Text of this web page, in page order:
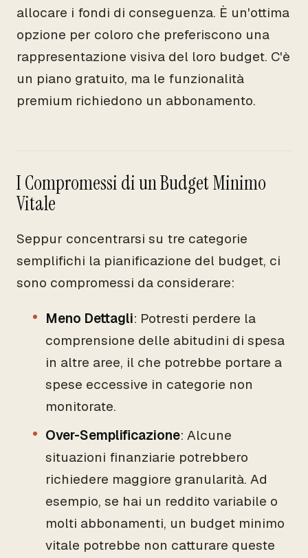
allocare i fondi di conseguenza. È un'ottima
opzione per coloro che preferiscono una
rappresentazione visiva del loro budget. C'è
un piano gratuito, ma le funzionalità
premium richiedono un abbonamento.
I Compromessi di un Budget Minimo
Vitale
Seppur concentrarsi su tre categorie
semplifichi la pianificazione del budget, ci
sono compromessi da considerare:
Meno Dettagli: Potresti perdere la
comprensione delle abitudini di spesa
in altre aree, il che potrebbe portare a
spese eccessive in categorie non
monitorate.
Over-Semplificazione: Alcune
situazioni finanziarie potrebbero
richiedere maggiore granularità. Ad
esempio, se hai un reddito variabile o
molti abbonamenti, un budget minimo
vitale potrebbe non catturare queste